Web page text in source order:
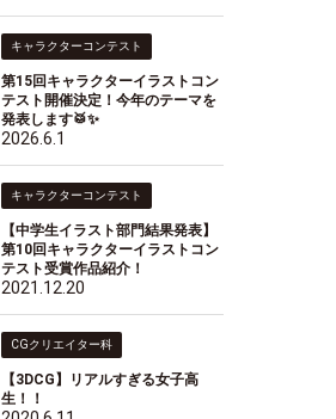
キャラクターコンテスト
第15回キャラクターイラストコン
テスト開催決定！今年のテーマを
発表します🥁✨
2026.6.1
キャラクターコンテスト
【中学生イラスト部門結果発表】
第10回キャラクターイラストコン
テスト受賞作品紹介！
2021.12.20
CGクリエイター科
【3DCG】リアルすぎる女子高
生！！